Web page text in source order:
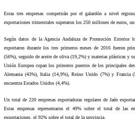
Estas tres empresas competirán por el galardón a nivel
exportaciones trimestrales superaron los 250 millones de euros,
Según datos de la Agencia Andaluza de Promoción Exterior
exportaron durante los tres primeros meses de 2016 fueron
(56%), seguido de aceite de oliva (19,2%) y materias plásticas y
Unión Europea copan los primeros puestos de los principales
Alemania (43%), Italia (14,9%), Reino Unido (7%) y Francia
encuentra Estados Unidos (4,4%).
Un total de 220 empresas exportadoras regulares de Jaén
Estas empresas representaron el 49% sobre el total de las
exportaciones, el 92% sobre el total de la provincia.